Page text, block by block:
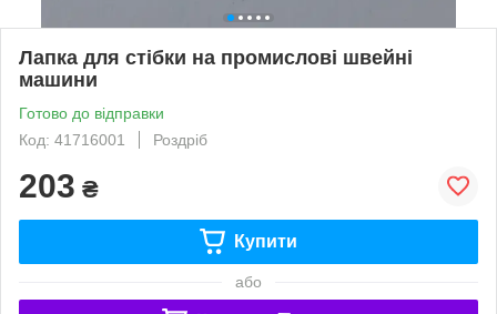
Лапка для стібки на промислові швейні
машини
Готово до відправки
Код: 41716001
Роздріб
203 ₴
Купити
або